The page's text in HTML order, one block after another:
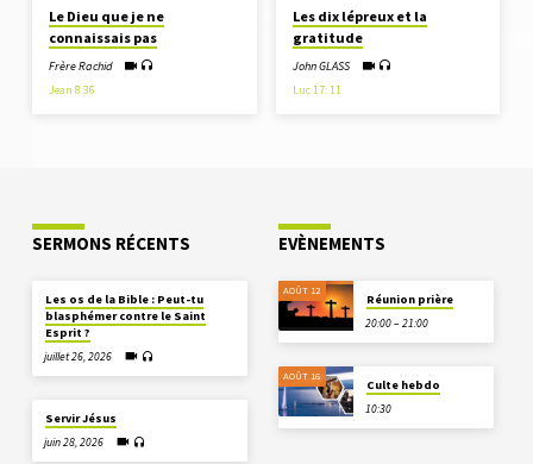
Le Dieu que je ne
connaissais pas
Frère Rachid
Jean 8:36
Les dix lépreux et la
gratitude
John GLASS
Luc 17: 11
SERMONS RÉCENTS
Les os de la Bible : Peut-tu
blasphémer contre le Saint
Esprit ?
juillet 26, 2026
Servir Jésus
juin 28, 2026
EVÈNEMENTS
AOÛT 12
Réunion prière
20:00 – 21:00
AOÛT 16
Culte hebdo
10:30